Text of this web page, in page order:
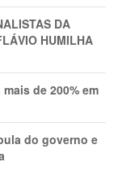
DA
HUMILHA
de 200% em
do governo e